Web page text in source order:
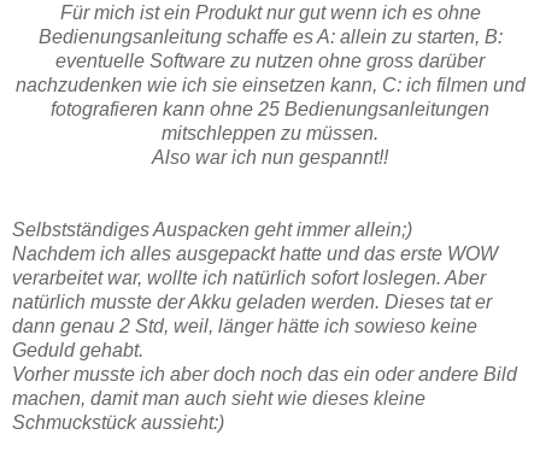
Für mich ist ein Produkt nur gut wenn ich es ohne
Bedienungsanleitung schaffe es A: allein zu starten, B:
eventuelle Software zu nutzen ohne gross darüber
nachzudenken wie ich sie einsetzen kann, C: ich filmen und
fotografieren kann ohne 25 Bedienungsanleitungen
mitschleppen zu müssen.
Also war ich nun gespannt!!
Selbstständiges Auspacken geht immer allein;)
Nachdem ich alles ausgepackt hatte und das erste WOW
verarbeitet war, wollte ich natürlich sofort loslegen. Aber
natürlich musste der Akku geladen werden. Dieses tat er
dann genau 2 Std, weil, länger hätte ich sowieso keine
Geduld gehabt.
Vorher musste ich aber doch noch das ein oder andere Bild
machen, damit man auch sieht wie dieses kleine
Schmuckstück aussieht:)